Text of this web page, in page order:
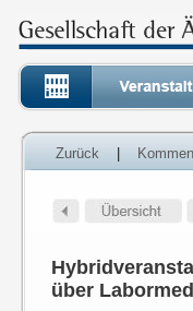
Zurück
über